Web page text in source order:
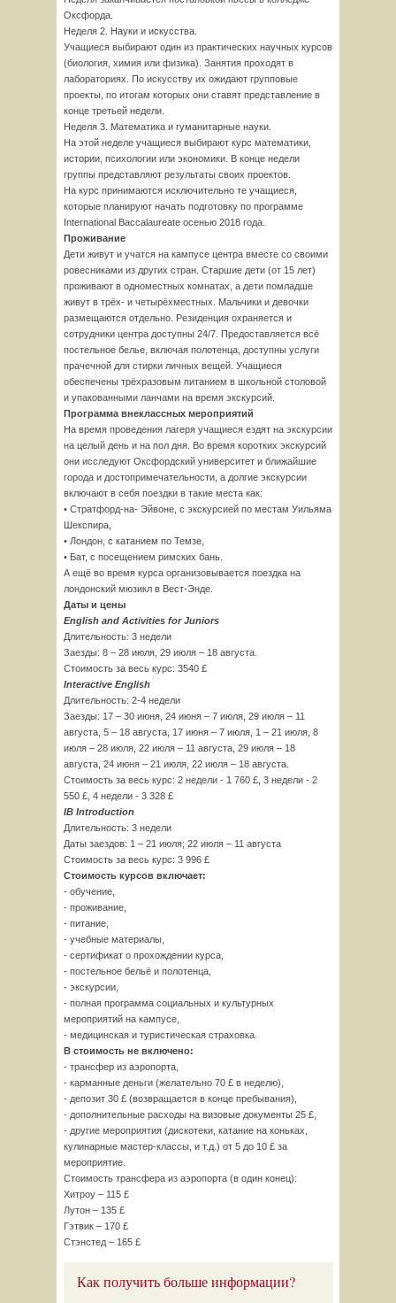
Оксфорда.
Неделя 2. Науки и искусства.
Учащиеся выбирают один из практических научных курсов
(биология, химия или физика). Занятия проходят в
лабораториях. По искусству их ожидают групповые
проекты, по итогам которых они ставят представление в
конце третьей недели.
Неделя 3. Математика и гуманитарные науки.
На этой неделе учащиеся выбирают курс математики,
истории, психологии или экономики. В конце недели
группы представляют результаты своих проектов.
На курс принимаются исключительно те учащиеся,
которые планируют начать подготовку по программе
International Baccalaureate осенью 2018 года.
Проживание
Дети живут и учатся на кампусе центра вместе со своими
ровесниками из других стран. Старшие дети (от 15 лет)
проживают в одноместных комнатах, а дети помладше
живут в трёх- и четырёхместных. Мальчики и девочки
размещаются отдельно. Резиденция охраняется и
сотрудники центра доступны 24/7. Предоставляется всё
постельное белье, включая полотенца, доступны услуги
прачечной для стирки личных вещей. Учащиеся
обеспечены трёхразовым питанием в школьной столовой
и упакованными ланчами на время экскурсий.
Программа внеклассных мероприятий
На время проведения лагеря учащиеся ездят на экскурсии
на целый день и на пол дня. Во время коротких экскурсий
они исследуют Оксфордский университет и ближайшие
города и достопримечательности, а долгие экскурсии
включают в себя поездки в такие места как:
• Стратфорд-на- Эйвоне, с экскурсией по местам Уильяма
Шекспира,
• Лондон, с катанием по Темзе,
• Бат, с посещением римских бань.
А ещё во время курса организовывается поездка на
лондонский мюзикл в Вест-Энде.
Даты и цены
English and Activities for Juniors
Длительность: 3 недели
Заезды: 8 – 28 июля, 29 июля – 18 августа.
Стоимость за весь курс: 3540 £
Interactive English
Длительность: 2-4 недели
Заезды: 17 – 30 июня, 24 июня – 7 июля, 29 июля – 11
августа, 5 – 18 августа, 17 июня – 7 июля, 1 – 21 июля, 8
июля – 28 июля, 22 июля – 11 августа, 29 июля – 18
августа, 24 июня – 21 июля, 22 июля – 18 августа.
Стоимость за весь курс: 2 недели - 1 760 £, 3 недели - 2
550 £, 4 недели - 3 328 £
IB Introduction
Длительность: 3 недели
Даты заездов: 1 – 21 июля; 22 июля – 11 августа
Стоимость за весь курс: 3 996 £
Стоимость курсов включает:
- обучение,
- проживание,
- питание,
- учебные материалы,
- сертификат о прохождении курса,
- постельное бельё и полотенца,
- экскурсии,
- полная программа социальных и культурных
мероприятий на кампусе,
- медицинская и туристическая страховка.
В стоимость не включено:
- трансфер из аэропорта,
- карманные деньги (желательно 70 £ в неделю),
- депозит 30 £ (возвращается в конце пребывания),
- дополнительные расходы на визовые документы 25 £,
- другие мероприятия (дискотеки, катание на коньках,
кулинарные мастер-классы, и т.д.) от 5 до 10 £ за
мероприятие.
Стоимость трансфера из аэропорта (в один конец):
Хитроу – 115 £
Лутон – 135 £
Гэтвик – 170 £
Стэнстед – 165 £
Как получить больше информации?